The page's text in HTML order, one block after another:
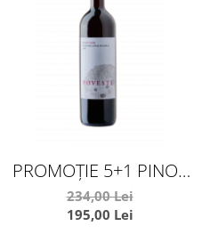
PROMOȚIE 5+1 PINOT
NOIR 2020
234,00 Lei
195,00 Lei